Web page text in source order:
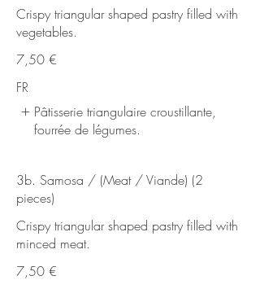
Crispy triangular shaped pastry filled with
7,50 €
FR
Pâtisserie triangulaire croustillante,
fourrée de légumes.
3b. Samosa / (Meat / Viande) (2
pieces)
Crispy triangular shaped pastry filled with
minced meat.
7,50 €